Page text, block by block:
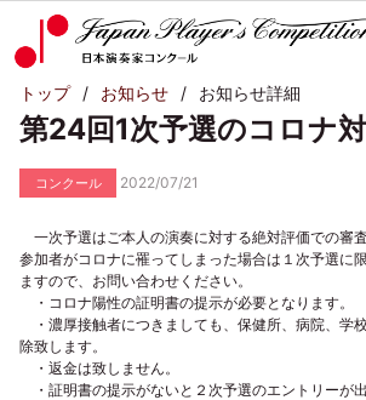
トップ お知らせ お知らせ詳細
第24回1次予選のコロナ
コンクール 2022/07/21
一次予選はご本人の演奏に対する絶対評価での審
参加者がコロナに罹ってしまった場合は１次予選に
ますので、お問い合わせください。
・コロナ陽性の証明書の提示が必要となります。
・濃厚接触者につきましても、保健所、病院、学
除致します。
・返金は致しません。
・証明書の提示がないと２次予選のエントリーが出